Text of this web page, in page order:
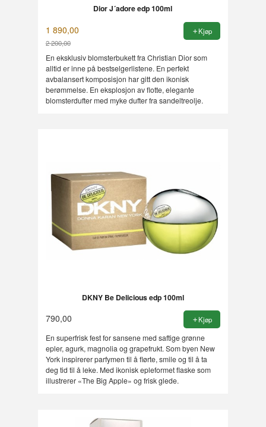
Dior J´adore edp 100ml
1 890,00
2 200,00
Rabatt
Kjøp
En eksklusiv blomsterbukett fra Christian Dior som
alltid er inne på bestselgerlistene. En perfekt
avbalansert komposisjon har gitt den ikonisk
berømmelse. En eksplosjon av flotte, elegante
blomsterdufter med myke dufter fra sandeltreolje.
DKNY Be Delicious edp 100ml
790,00 Kjøp
En superfrisk fest for sansene med saftige grønne
epler, agurk, magnolia og grapefrukt. Som byen New
York inspirerer parfymen til å flørte, smile og til å ta
deg tid til å leke. Med ikonisk epleformet flaske som
illustrerer «The Big Apple» og frisk glede.